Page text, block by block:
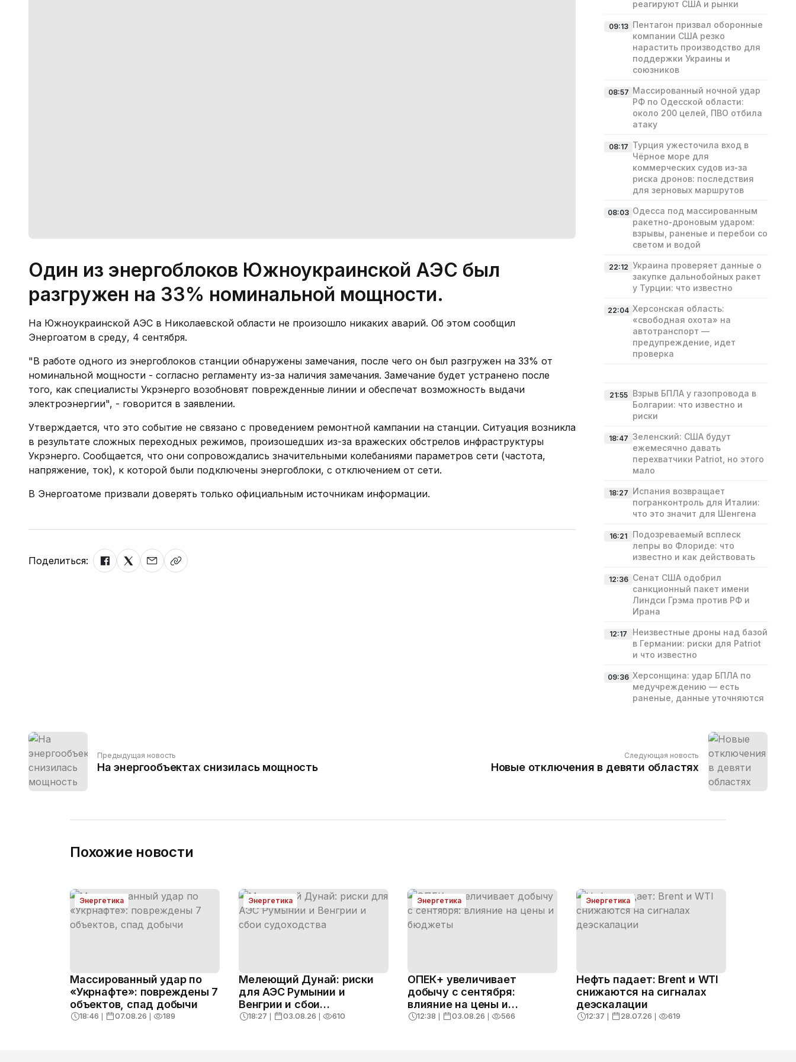
Один из энергоблоков Южноукраинской АЭС был
разгружен на 33% номинальной мощности.
На Южноукраинской АЭС в Николаевской области не произошло никаких аварий. Об этом сообщил
Энергоатом в среду, 4 сентября.
"В работе одного из энергоблоков станции обнаружены замечания, после чего он был разгружен на 33% от
номинальной мощности - согласно регламенту из-за наличия замечания. Замечание будет устранено после
того, как специалисты Укрэнерго возобновят поврежденные линии и обеспечат возможность выдачи
электроэнергии", - говорится в заявлении.
Утверждается, что это событие не связано с проведением ремонтной кампании на станции. Ситуация возникла
в результате сложных переходных режимов, произошедших из-за вражеских обстрелов инфраструктуры
Укрэнерго. Сообщается, что они сопровождались значительными колебаниями параметров сети (частота,
напряжение, ток), к которой были подключены энергоблоки, с отключением от сети.
В Энергоатоме призвали доверять только официальным источникам информации.
Поделиться:
реагируют США и рынки
09:13 Пентагон призвал оборонные
компании США резко
нарастить производство для
поддержки Украины и
союзников
08:57 Массированный ночной удар
РФ по Одесской области:
около 200 целей, ПВО отбила
атаку
08:17 Турция ужесточила вход в
Чёрное море для
коммерческих судов из‑за
риска дронов: последствия
для зерновых маршрутов
08:03 Одесса под массированным
ракетно‑дроновым ударом:
взрывы, раненые и перебои со
светом и водой
22:12 Украина проверяет данные о
закупке дальнобойных ракет
у Турции: что известно
22:04 Херсонская область:
«свободная охота» на
автотранспорт —
предупреждение, идет
проверка
21:55
Взрыв БПЛА у газопровода в
Болгарии: что известно и
риски
18:47 Зеленский: США будут
ежемесячно давать
перехватчики Patriot, но этого
мало
18:27 Испания возвращает
погранконтроль для Италии:
что это значит для Шенгена
16:21
Подозреваемый всплеск
лепры во Флориде: что
известно и как действовать
12:36 Сенат США одобрил
санкционный пакет имени
Линдси Грэма против РФ и
Ирана
12:17
Неизвестные дроны над базой
в Германии: риски для Patriot
и что известно
09:36 Херсонщина: удар БПЛА по
медучреждению — есть
раненые, данные уточняются
Предыдущая новость
На энергообъектах снизилась мощность
Следующая новость
Новые отключения в девяти областях
Похожие новости
Энергетика
Массированный удар по
«Укрнафте»: повреждены 7
объектов, спад добычи
18:46 ❘ 07.08.26 ❘ 189
Энергетика
Мелеющий Дунай: риски
для АЭС Румынии и
Венгрии и сбои
судоходства
18:27 ❘ 03.08.26 ❘ 610
Энергетика
ОПЕК+ увеличивает
добычу с сентября:
влияние на цены и
бюджеты
12:38 ❘ 03.08.26 ❘ 566
Энергетика
Нефть падает: Brent и WTI
снижаются на сигналах
деэскалации
12:37 ❘ 28.07.26 ❘ 619